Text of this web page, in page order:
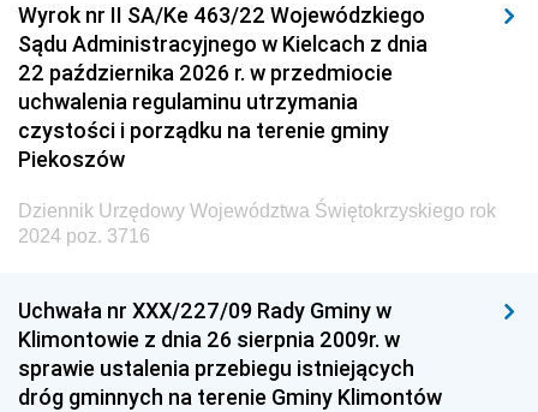
Wyrok nr II SA/Ke 463/22 Wojewódzkiego
Sądu Administracyjnego w Kielcach z dnia
22 października 2026 r. w przedmiocie
uchwalenia regulaminu utrzymania
czystości i porządku na terenie gminy
Piekoszów
Dziennik Urzędowy Województwa Świętokrzyskiego rok
2024 poz. 3716
Uchwała nr XXX/227/09 Rady Gminy w
Klimontowie z dnia 26 sierpnia 2009r. w
sprawie ustalenia przebiegu istniejących
dróg gminnych na terenie Gminy Klimontów